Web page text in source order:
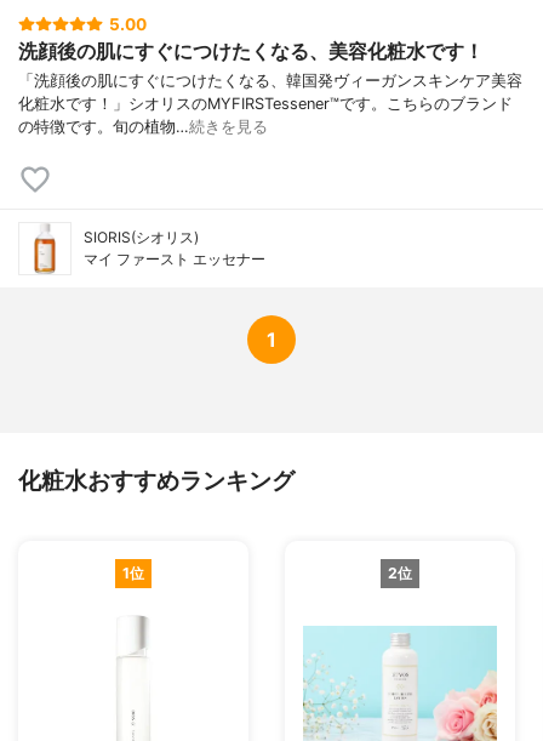
5.00
洗顔後の肌にすぐにつけたくなる、美容化粧水です！
「洗顔後の肌にすぐにつけたくなる、韓国発ヴィーガンスキンケア美容
化粧水です！」シオリスのMYFIRSTessener™です。こちらのブランド
の特徴です。旬の植物…続きを見る
SIORIS(シオリス)
マイ ファースト エッセナー
1
化粧水おすすめランキング
1位 2位